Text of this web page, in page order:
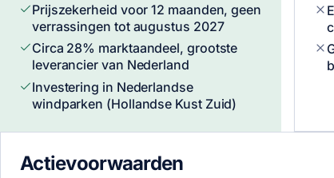
Prijszekerheid voor 12 maanden, geen
verrassingen tot augustus 2027
Circa 28% marktaandeel, grootste
leverancier van Nederland
Investering in Nederlandse
windparken (Hollandse Kust Zuid)
Actievoorwaarden